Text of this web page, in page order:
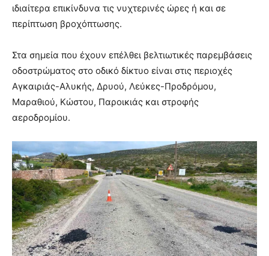
ιδιαίτερα επικίνδυνα τις νυχτερινές ώρες ή και σε
περίπτωση βροχόπτωσης.
Στα σημεία που έχουν επέλθει βελτιωτικές παρεμβάσεις
οδοστρώματος στο οδικό δίκτυο είναι στις περιοχές
Αγκαιριάς-Αλυκής, Δρυού, Λεύκες-Προδρόμου,
Μαραθιού, Κώστου, Παροικιάς και στροφής
αεροδρομίου.